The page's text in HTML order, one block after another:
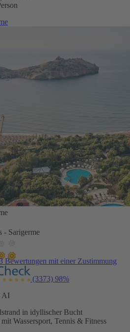
- Sarigerme
Bewertungen mit einer Zustimmung
(3373) 98%
AI
in idyllischer Bucht
Wassersport, Tennis & Fitness